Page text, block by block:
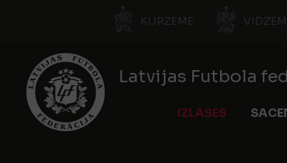
KURZEME
Latvijas Futbola
IZLASES